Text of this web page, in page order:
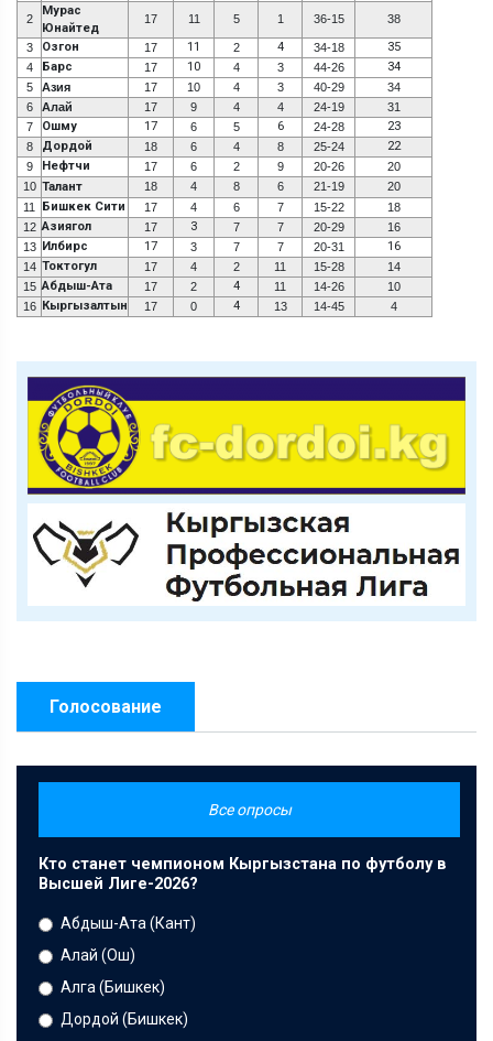
2
Мурас
Юнайтед
17 11 5 1 36-15 38
3 Озгон 17 11 2 4 34-18 35
4 Барс 17 10 4 3 44-26 34
5 Азия 17 10 4 3 40-29
34
6
Алай 17 9 4 4 24-19
31
7
Ошму 17 6 5 6 24-28 23
8 Дордой 18 6 4 8 25-24 22
9 Нефтчи 17 6 2 9 20-26
20
10 Талант 18 4 8 6 21-19
20
11
Бишкек Сити 17 4 6 7 15-22
18
12 Азиягол 17 3 7 7 20-29
16
13 Илбирс 17 3 7 7 20-31 16
14 Токтогул 17 4 2 11 15-28
14
15 Абдыш-Ата 17 2 4 11 14-26
10
16 Кыргызалтын 17 0 4 13 14-45 4
Голосование
Все опросы
Кто станет чемпионом Кыргызстана по футболу в
Высшей Лиге-2026?
Абдыш-Ата (Кант)
Алай (Ош)
Алга (Бишкек)
Дордой (Бишкек)